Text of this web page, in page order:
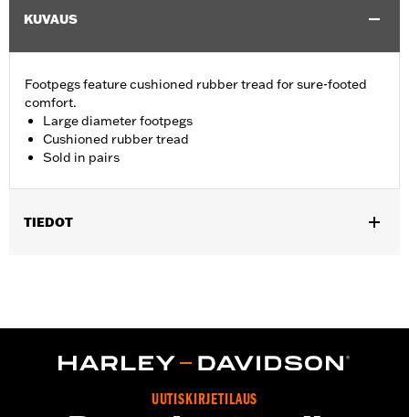
KUVAUS
Footpegs feature cushioned rubber tread for sure-footed
comfort.
Large diameter footpegs
Cushioned rubber tread
Sold in pairs
TIEDOT
FXSBSE, FXSE and the rider and passenger position on '18-later
Softail models). Fits in passenger position for Touring only
(except '25-later FLTRXRRSE). Fits highway peg position only for
UUTISKIRJETILAUS